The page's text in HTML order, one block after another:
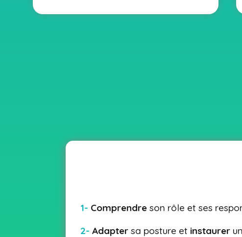
1- Comprendre son rôle et ses
2-Adapter sa posture et instaurer